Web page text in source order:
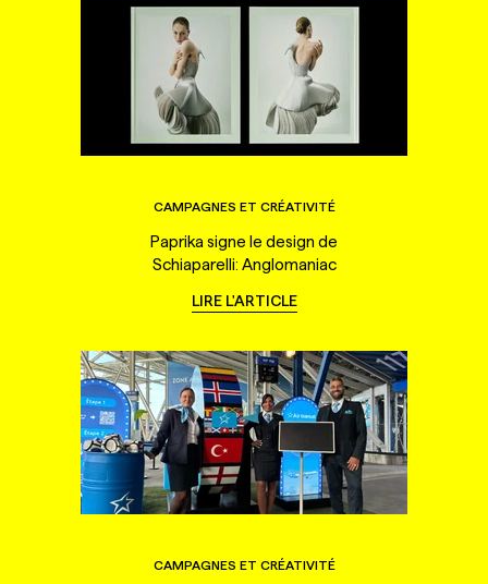
CAMPAGNES ET CRÉATIVITÉ
Paprika signe le design de
Schiaparelli: Anglomaniac
LIRE L'ARTICLE
CAMPAGNES ET CRÉATIVITÉ